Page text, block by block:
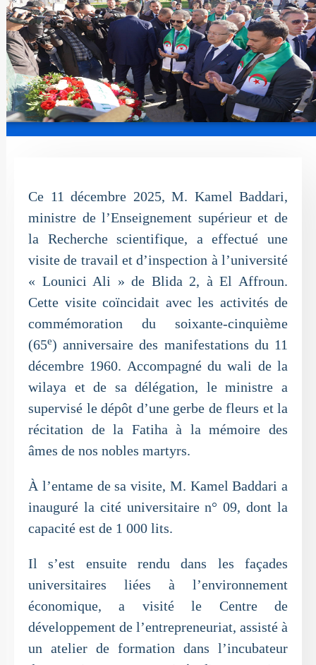
Ce 11 décembre 2025, M. Kamel Baddari,
ministre de l’Enseignement supérieur et de
la Recherche scientifique, a effectué une
visite de travail et d’inspection à l’université
« Lounici Ali » de Blida 2, à El Affroun.
Cette visite coïncidait avec les activités de
commémoration du soixante-cinquième
(65e) anniversaire des manifestations du 11
décembre 1960. Accompagné du wali de la
wilaya et de sa délégation, le ministre a
supervisé le dépôt d’une gerbe de fleurs et la
récitation de la Fatiha à la mémoire des
âmes de nos nobles martyrs.
À l’entame de sa visite, M. Kamel Baddari a
inauguré la cité universitaire n° 09, dont la
capacité est de 1 000 lits.
Il s’est ensuite rendu dans les façades
universitaires liées à l’environnement
économique, a visité le Centre de
développement de l’entrepreneuriat, assisté à
un atelier de formation dans l’incubateur